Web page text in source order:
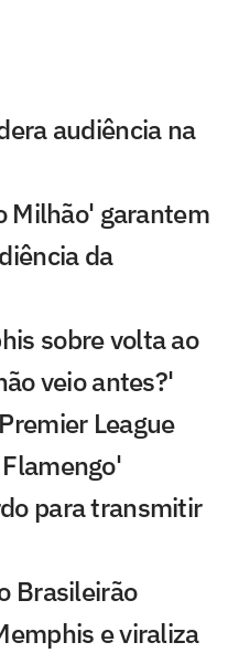
audiência na
Milhão' garantem
da
sobre volta ao
veio antes?'
League
para transmitir
Brasileirão
e viraliza